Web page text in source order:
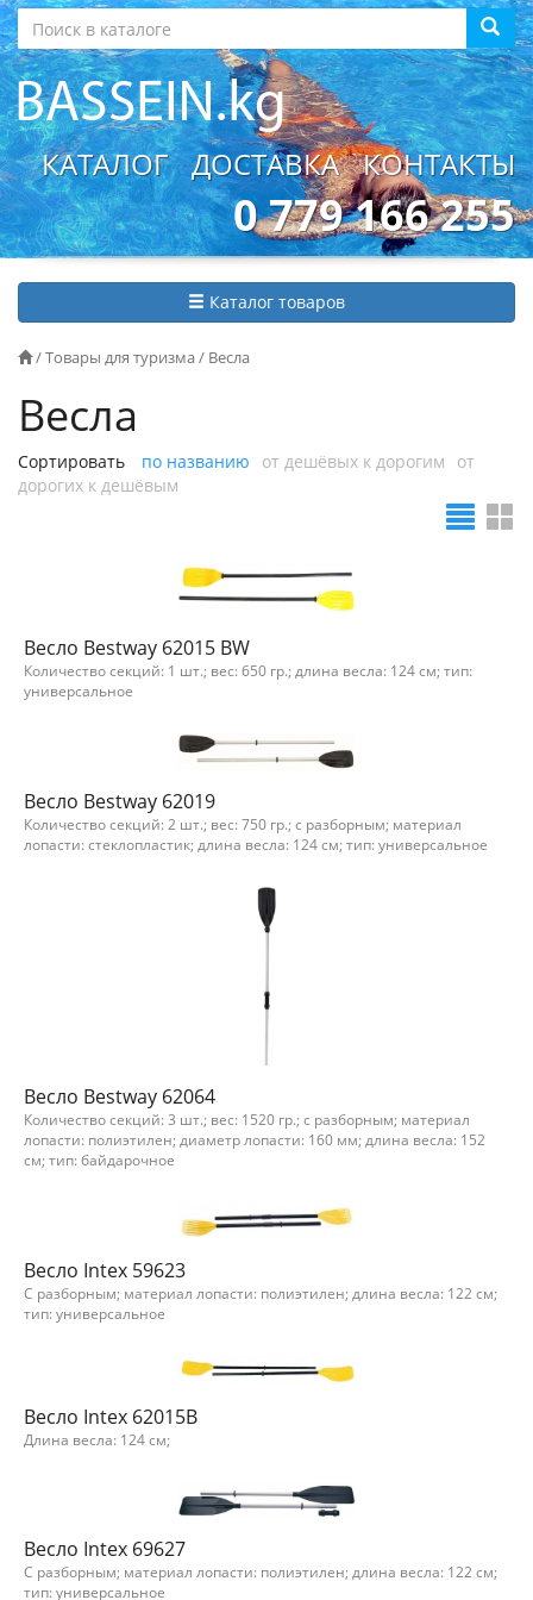
КАТАЛОГ ДОСТАВКА КОНТАКТЫ
0 779 166 255
Каталог товаров
/Товары для туризма/ Весла
Весла
Сортировать по названию от дешёвых к дорогим
от
дорогих к дешёвым
Весло Bestway 62015 BW
Количество секций: 1 шт.; вес: 650 гр.; длина весла: 124 см; тип:
универсальное
Весло Bestway 62019
Количество секций: 2 шт.; вес: 750 гр.; с разборным; материал
лопасти: стеклопластик; длина весла: 124 см; тип: универсальное
Весло Bestway 62064
Количество секций: 3 шт.; вес: 1520 гр.; с разборным; материал
лопасти: полиэтилен; диаметр лопасти: 160 мм; длина весла: 152
см; тип: байдарочное
Весло Intex 59623
С разборным; материал лопасти: полиэтилен; длина весла: 122 см;
тип: универсальное
Весло Intex 62015B
Длина весла: 124 см;
Весло Intex 69627
С разборным; материал лопасти: полиэтилен; длина весла: 122 см;
тип: универсальное